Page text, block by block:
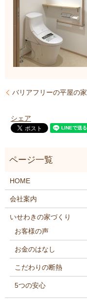
バリアフリーの平屋の家
シェア
HOME
会社案内
いせわきの家づくり
お客様の声
お金のはなし
こだわりの断熱
5つの安心